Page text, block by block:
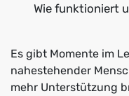
Wie funktioniert
Es gibt Momente im
nahestehender
mehr Unterstützung